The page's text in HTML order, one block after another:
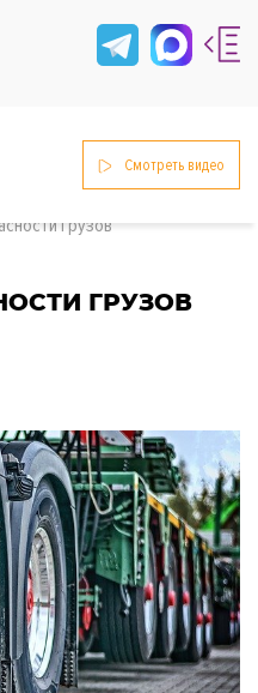
Смотреть видео
грузов
ГРУЗОВ